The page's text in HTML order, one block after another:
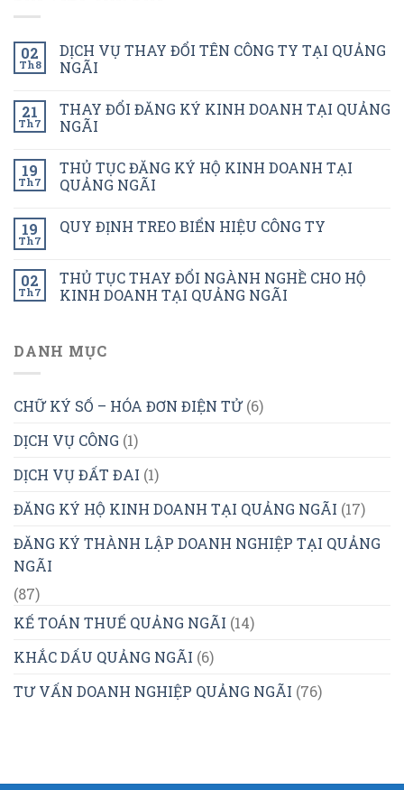
02
Th8
DỊCH VỤ THAY ĐỔI TÊN CÔNG TY TẠI QUẢNG
NGÃI
21
Th7
THAY ĐỔI ĐĂNG KÝ KINH DOANH TẠI QUẢNG
NGÃI
19
Th7
THỦ TỤC ĐĂNG KÝ HỘ KINH DOANH TẠI
QUẢNG NGÃI
19
Th7
QUY ĐỊNH TREO BIỂN HIỆU CÔNG TY
02
Th7
THỦ TỤC THAY ĐỔI NGÀNH NGHỀ CHO HỘ
KINH DOANH TẠI QUẢNG NGÃI
DANH MỤC
CHỮ KÝ SỐ – HÓA ĐƠN ĐIỆN TỬ(6)
DỊCH VỤ CÔNG (1)
DỊCH VỤ ĐẤT ĐAI (1)
ĐĂNG KÝ HỘ KINH DOANH TẠI QUẢNG NGÃI (17)
ĐĂNG KÝ THÀNH LẬP DOANH NGHIỆP TẠI QUẢNG
NGÃI
(87)
KẾ TOÁN THUẾ QUẢNG NGÃI (14)
KHẮC DẤU QUẢNG NGÃI (6)
TƯ VẤN DOANH NGHIỆP QUẢNG NGÃI (76)